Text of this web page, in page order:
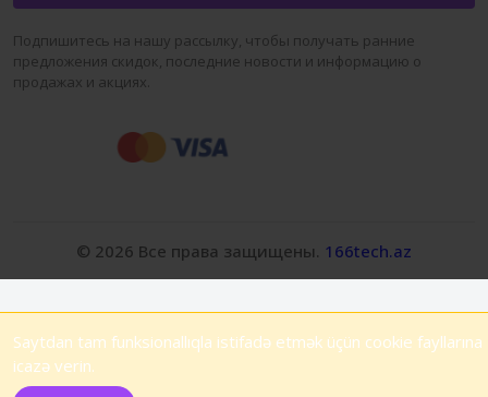
Подпишитесь на нашу рассылку, чтобы получать ранние
предложения скидок, последние новости и информацию о
продажах и акциях.
© 2026 Все права защищены. 166tech.az
Saytdan tam funksionallıqla istifadə etmək üçün cookie fayllarına
icazə verin.